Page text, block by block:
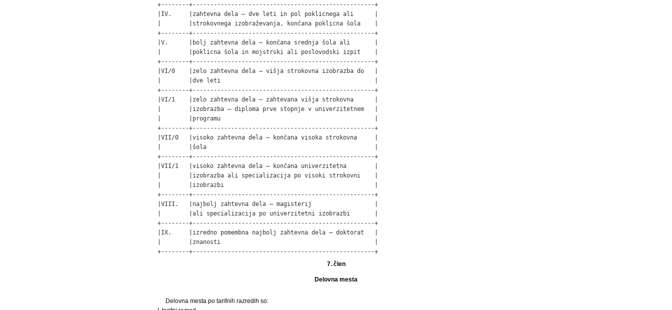
+--------+----------------------------------------------------+
|IV.     |zahtevna dela – dve leti in pol poklicnega ali      |
|        |strokovnega izobraževanja, končana poklicna šola    |
+--------+----------------------------------------------------+
|V.      |bolj zahtevna dela – končana srednja šola ali       |
|        |poklicna šola in mojstrski ali poslovodski izpit    |
+--------+----------------------------------------------------+
|VI/0    |zelo zahtevna dela – višja strokovna izobrazba do   |
|        |dve leti                                            |
+--------+----------------------------------------------------+
|VI/1    |zelo zahtevna dela – zahtevana višja strokovna      |
|        |izobrazba – diploma prve stopnje v univerzitetnem   |
|        |programu                                            |
+--------+----------------------------------------------------+
|VII/0   |visoko zahtevna dela – končana visoka strokovna     |
|        |šola                                                |
+--------+----------------------------------------------------+
|VII/1   |visoko zahtevna dela – končana univerzitetna        |
|        |izobrazba ali specializacija po visoki strokovni    |
|        |izobrazbi                                           |
+--------+----------------------------------------------------+
|VIII.   |najbolj zahtevna dela – magisterij                  |
|        |ali specializacija po univerzitetni izobrazbi       |
+--------+----------------------------------------------------+
|IX.     |izredno pomembna najbolj zahtevna dela – doktorat   |
|        |znanosti                                            |
+--------+----------------------------------------------------+
7. člen
Delovna mesta
Delovna mesta po tarifnih razredih so: